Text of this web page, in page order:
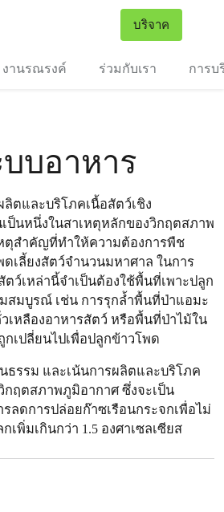
บริจาค
งานรณรงค์ ร่วมกับเรา การบ
บอาหาร
ตและบริโภคเนื้อสัตว์เชิง
ป็นหนึ่งในสาเหตุหลักของวิกฤตสภาพ
ตุสำคัญที่ทำให้ความต้องการพืช
ดเลี้ยงสัตว์จำนวนมหาศาล ในการ
ว์เหล่านี้จำเป็นต้องใช้พื้นที่เพาะปลูก
สมบูรณ์ เช่น การรุกล้ำพื้นที่ป่าแอมะ
เหลืองอาหารสัตว์ หรือพื้นที่ป่าไม้ใน
เปลี่ยนไปเพื่อปลูกข้าวโพด
ธรรม และเน้นการผลิตและบริโภค
ฤตสภาพภูมิอากาศ ซึ่งจะเป็น
ลดการปล่อยก๊าซเรือนกระจกเพื่อไม่
พิ่มเกินกว่า 1.5 องศาเซลเซียส